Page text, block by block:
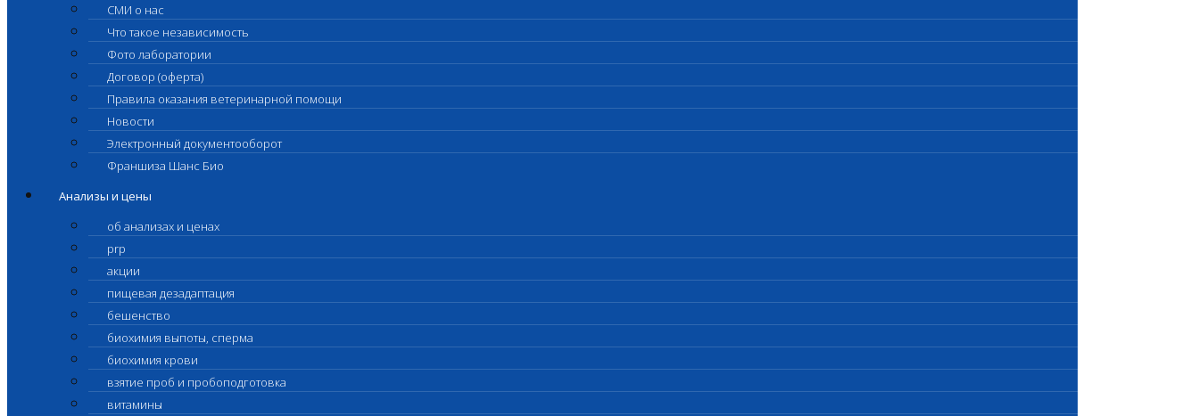
СМИ о нас
Что такое независимость
Фото лаборатории
Договор (оферта)
Правила оказания ветеринарной помощи
Новости
Электронный документооборот
Франшиза Шанс Био
Анализы и цены
об анализах и ценах
prp
акции
пищевая дезадаптация
бешенство
биохимия выпоты, сперма
биохимия крови
взятие проб и пробоподготовка
витамины